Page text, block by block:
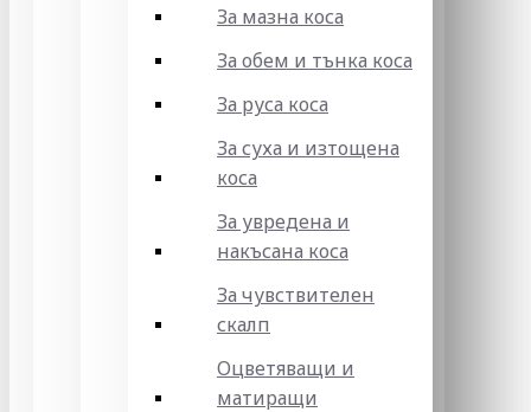
За мазна коса
За обем и тънка коса
За руса коса
За суха и изтощена
коса
За увредена и
накъсана коса
За чувствителен
скалп
Оцветяващи и
матиращи